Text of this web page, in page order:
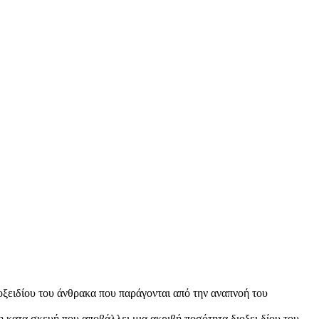
του άνθρακα που παράγονται από την αναπνοή του